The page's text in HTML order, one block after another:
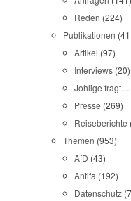
Reden (224)
Publikationen
Artikel (97)
Interviews (20)
Johlige fragt…
Presse (269)
Reiseberichte
Themen (953)
AfD (43)
Antifa (192)
Datenschutz